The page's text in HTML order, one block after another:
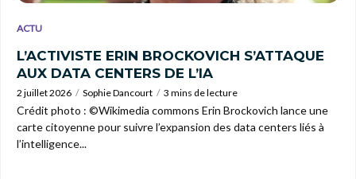
ACTU
L’ACTIVISTE ERIN BROCKOVICH S’ATTAQUE
AUX DATA CENTERS DE L’IA
2 juillet 2026 Sophie Dancourt 3 mins de lecture
Crédit photo : ©Wikimedia commons Erin Brockovich lance une
carte citoyenne pour suivre l’expansion des data centers liés à
l’intelligence...